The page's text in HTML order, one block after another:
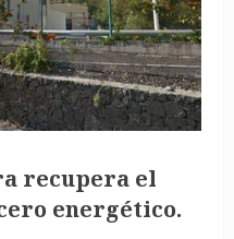
recupera el
energético.